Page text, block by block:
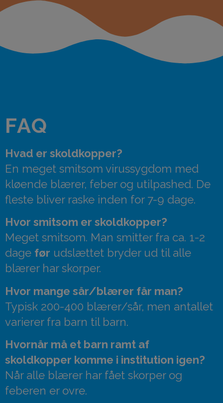
FAQ
Hvad er skoldkopper?
En meget smitsom virussygdom med
kløende blærer, feber og utilpashed. De
fleste bliver raske inden for 7-9 dage.
Hvor smitsom er skoldkopper?
Meget smitsom. Man smitter fra ca. 1-2
dage før udslættet bryder ud til alle
blærer har skorper.
Hvor mange sår/blærer får man?
Typisk 200-400 blærer/sår, men antallet
varierer fra barn til barn.
Hvornår må et barn ramt af
skoldkopper komme i institution igen?
Når alle blærer har fået skorper og
feberen er ovre.